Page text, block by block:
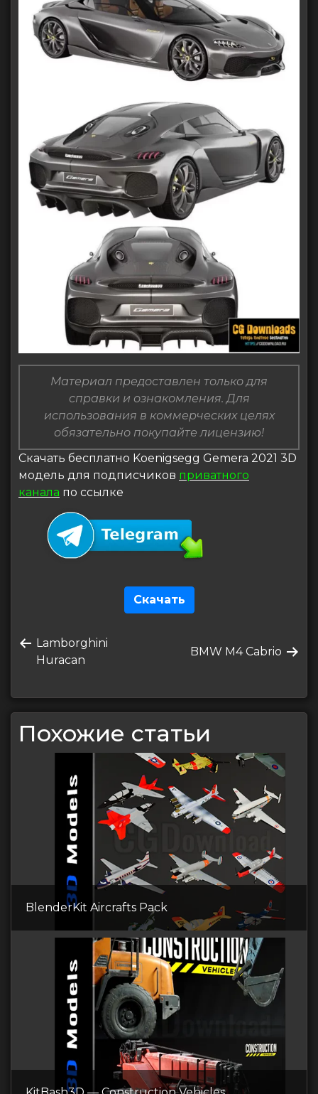
Материал предоставлен только для
справки и ознакомления. Для
использования в коммерческих целях
обязательно покупайте лицензию!
Скачать бесплатно Koenigsegg Gemera 2021 3D
модель для подписчиков приватного
канала по ссылке
Скачать
поПредыдущая
запись
Lamborghini
Huracan
Следующая
BMW M4 Cabrio
Похожие статьи
BlenderKit Aircrafts Pack